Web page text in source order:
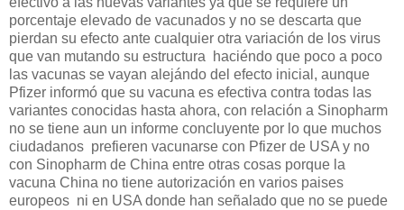
porcentaje elevado de vacunados y no se descarta que
pierdan su efecto ante cualquier otra variación de los virus
que van mutando su estructura haciéndo que poco a poco
las vacunas se vayan alejándo del efecto inicial, aunque
Pfizer informó que su vacuna es efectiva contra todas las
variantes conocidas hasta ahora, con relación a Sinopharm
no se tiene aun un informe concluyente por lo que muchos
ciudadanos prefieren vacunarse con Pfizer de USA y no
con Sinopharm de China entre otras cosas porque la
vacuna China no tiene autorización en varios paises
europeos ni en USA donde han señalado que no se puede